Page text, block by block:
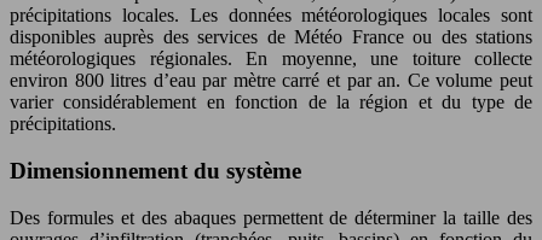
précipitations locales. Les données météorologiques locales sont
disponibles auprès des services de Météo France ou des stations
météorologiques régionales. En moyenne, une toiture collecte
environ 800 litres d’eau par mètre carré et par an. Ce volume peut
varier considérablement en fonction de la région et du type de
précipitations.
Dimensionnement du système
Des formules et des abaques permettent de déterminer la taille des